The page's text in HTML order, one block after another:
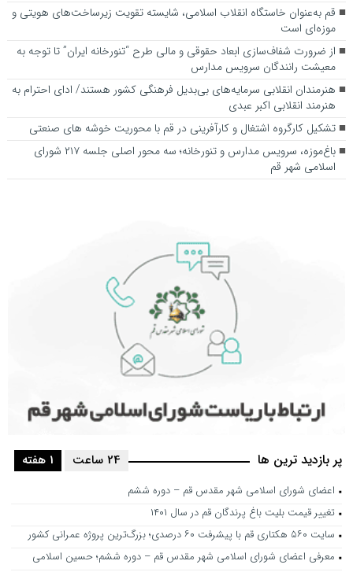
قم به‌عنوان خاستگاه انقلاب اسلامی، شایسته تقویت زیرساخت‌های هویتی و
موزه‌ای است
از ضرورت شفاف‌سازی ابعاد حقوقی و مالی طرح “تنورخانه ایران” تا توجه به
معیشت رانندگان سرویس مدارس
هنرمندان انقلابی سرمایه‌های بی‌بدیل فرهنگی کشور هستند/ ادای احترام به
هنرمند انقلابی اکبر عبدی
تشکیل کارگروه اشتغال و کارآفرینی در قم با محوریت خوشه های صنعتی
باغ‌موزه، سرویس مدارس و تنورخانه؛ سه محور اصلی جلسه ۲۱۷ شورای
اسلامی شهر قم
پر بازدید ترین ها 1 هفته 24 ساعت
اعضای شورای اسلامی شهر مقدس قم – دوره ششم
تغییر قیمت بلیت باغ پرندگان قم در سال ۱۴۰۱
سایت ۵۶۰ هکتاری قم با پیشرفت ۶۰ درصدی؛ بزرگ‌ترین پروژه عمرانی کشور
معرفی اعضای شورای اسلامی شهر مقدس قم – دوره ششم؛ حسین اسلامی